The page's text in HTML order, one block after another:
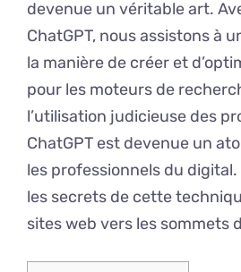
devenue un véritable art.
ChatGPT, nous assistons à
la manière de créer et
pour les moteurs de
l’utilisation judicieuse des
ChatGPT est devenue un
les professionnels du
les secrets de cette
sites web vers les sommets